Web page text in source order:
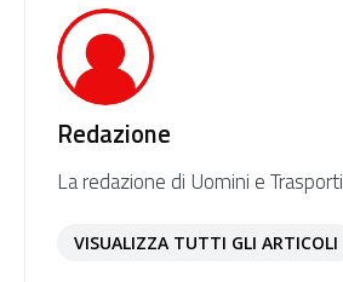
Redazione
La redazione di Uomini e Trasporti
VISUALIZZA TUTTI GLI ARTICOLI